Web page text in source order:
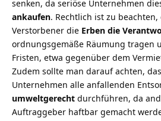
senken, da seriöse Unternehmen
ankaufen. Rechtlich ist zu
Verstorbener die Erben die
ordnungsgemäße Räumung tragen
Fristen, etwa gegenüber dem
Zudem sollte man darauf achten,
Unternehmen alle anfallenden
umweltgerecht durchführen, da
Auftraggeber haftbar gemacht